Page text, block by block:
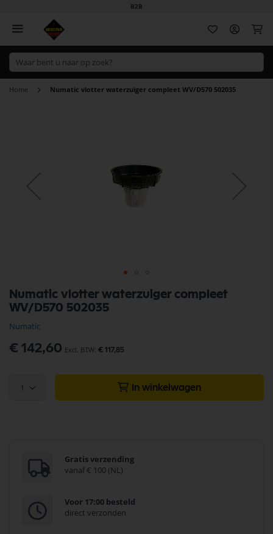
B2B
Home Numatic vlotter waterzuiger compleet WV/D570 502035
Numatic vlotter waterzuiger compleet
WV/D570 502035
Numatic
€ 142,60 € 117,85
1 In winkelwagen
Gratis verzending
vanaf € 100 (NL)
Voor 17:00 besteld
direct verzonden
naar
het
van
de
afbeeldingen-